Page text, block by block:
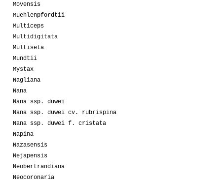
Movensis
Muehlenpfordtii
Multiceps
Multidigitata
Multiseta
Mundtii
Mystax
Nagliana
Nana
Nana ssp. duwei
Nana ssp. duwei cv. rubrispina
Nana ssp. duwei f. cristata
Napina
Nazasensis
Nejapensis
Neobertrandiana
Neocoronaria